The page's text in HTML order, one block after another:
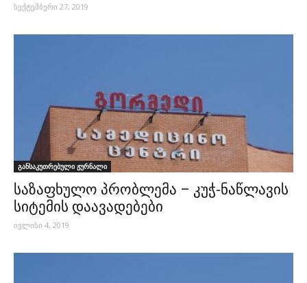
სექტემბერი 27, 2019
განსაკუთრებული ჟურნალი
საზაფხულო პრობლემა – კუჭ-ნაწლავის
სიტემის დაავადებები
ივლისი 4, 2019